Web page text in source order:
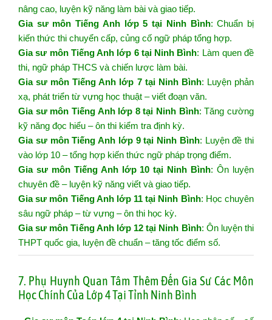
nâng cao, luyện kỹ năng làm bài và giao tiếp.
Gia sư môn Tiếng Anh lớp 5 tại Ninh Bình: Chuẩn bị
kiến thức thi chuyển cấp, củng cố ngữ pháp tổng hợp.
Gia sư môn Tiếng Anh lớp 6 tại Ninh Bình: Làm quen đề
thi, ngữ pháp THCS và chiến lược làm bài.
Gia sư môn Tiếng Anh lớp 7 tại Ninh Bình: Luyện phản
xạ, phát triển từ vựng học thuật – viết đoạn văn.
Gia sư môn Tiếng Anh lớp 8 tại Ninh Bình: Tăng cường
kỹ năng đọc hiểu – ôn thi kiểm tra định kỳ.
Gia sư môn Tiếng Anh lớp 9 tại Ninh Bình: Luyện đề thi
vào lớp 10 – tổng hợp kiến thức ngữ pháp trọng điểm.
Gia sư môn Tiếng Anh lớp 10 tại Ninh Bình: Ôn luyện
chuyên đề – luyện kỹ năng viết và giao tiếp.
Gia sư môn Tiếng Anh lớp 11 tại Ninh Bình: Học chuyên
sâu ngữ pháp – từ vựng – ôn thi học kỳ.
Gia sư môn Tiếng Anh lớp 12 tại Ninh Bình: Ôn luyện thi
THPT quốc gia, luyện đề chuẩn – tăng tốc điểm số.
7. Phụ Huynh Quan Tâm Thêm Đến Gia Sư Các Môn
Học Chính Của Lớp 4 Tại Tỉnh Ninh Bình